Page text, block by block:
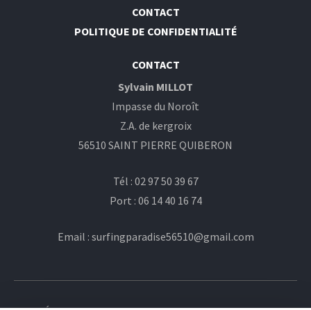
CONTACT
POLITIQUE DE CONFIDENTIALITÉ
CONTACT
Sylvain MILLOT
Impasse du Noroît
Z.A. de kergroix
56510 SAINT PIERRE QUIBERON
Tél : 02 97 50 39 67
Port : 06 14 40 16 74
Email : surfingparadise56510@gmail.com